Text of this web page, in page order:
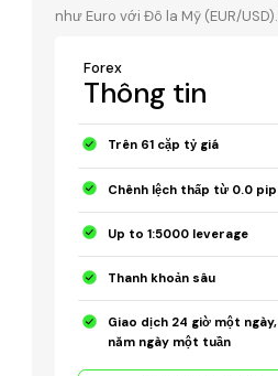
như Euro với Đô la Mỹ (EUR/USD).
Forex
Thông tin
Trên 61 cặp tỷ giá
Chênh lệch thấp từ 0.0 pip
Up to 1:5000 leverage
Thanh khoản sâu
Giao dịch 24 giờ một ngày,
năm ngày một tuần